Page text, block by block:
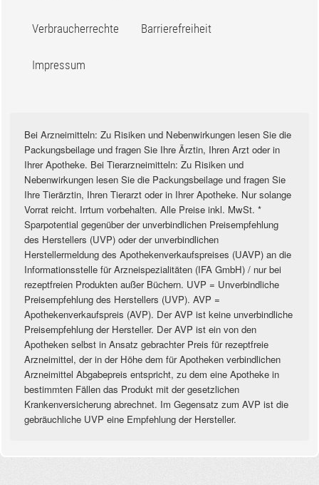
Verbraucherrechte Barrierefreiheit
Impressum
Bei Arzneimitteln: Zu Risiken und Nebenwirkungen lesen Sie die
Packungsbeilage und fragen Sie Ihre Ärztin, Ihren Arzt oder in
Ihrer Apotheke. Bei Tierarzneimitteln: Zu Risiken und
Nebenwirkungen lesen Sie die Packungsbeilage und fragen Sie
Ihre Tierärztin, Ihren Tierarzt oder in Ihrer Apotheke. Nur solange
Vorrat reicht. Irrtum vorbehalten. Alle Preise inkl. MwSt. *
Sparpotential gegenüber der unverbindlichen Preisempfehlung
des Herstellers (UVP) oder der unverbindlichen
Herstellermeldung des Apothekenverkaufspreises (UAVP) an die
Informationsstelle für Arzneispezialitäten (IFA GmbH) / nur bei
rezeptfreien Produkten außer Büchern. UVP = Unverbindliche
Preisempfehlung des Herstellers (UVP). AVP =
Apothekenverkaufspreis (AVP). Der AVP ist keine unverbindliche
Preisempfehlung der Hersteller. Der AVP ist ein von den
Apotheken selbst in Ansatz gebrachter Preis für rezeptfreie
Arzneimittel, der in der Höhe dem für Apotheken verbindlichen
Arzneimittel Abgabepreis entspricht, zu dem eine Apotheke in
bestimmten Fällen das Produkt mit der gesetzlichen
Krankenversicherung abrechnet. Im Gegensatz zum AVP ist die
gebräuchliche UVP eine Empfehlung der Hersteller.